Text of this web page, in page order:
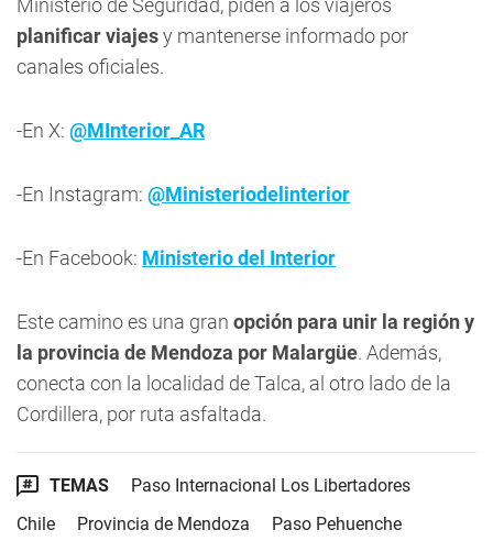
Ministerio de Seguridad, piden a los viajeros
planificar viajesy mantenerse informado por
canales oficiales.
-En X: @MInterior_AR
-En Instagram: @Ministeriodelinterior
-En Facebook: Ministerio del Interior
Este camino es una gran opción para unir la región y
la provincia de Mendoza por Malargüe. Además,
conecta con la localidad de Talca, al otro lado de la
Cordillera, por ruta asfaltada.
TEMAS
Paso Internacional Los Libertadores
Chile
Provincia de Mendoza Paso Pehuenche